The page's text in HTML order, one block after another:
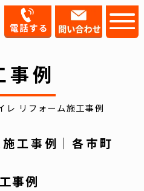
事例
レ リフォーム施工事例
工事例｜各市町
事例